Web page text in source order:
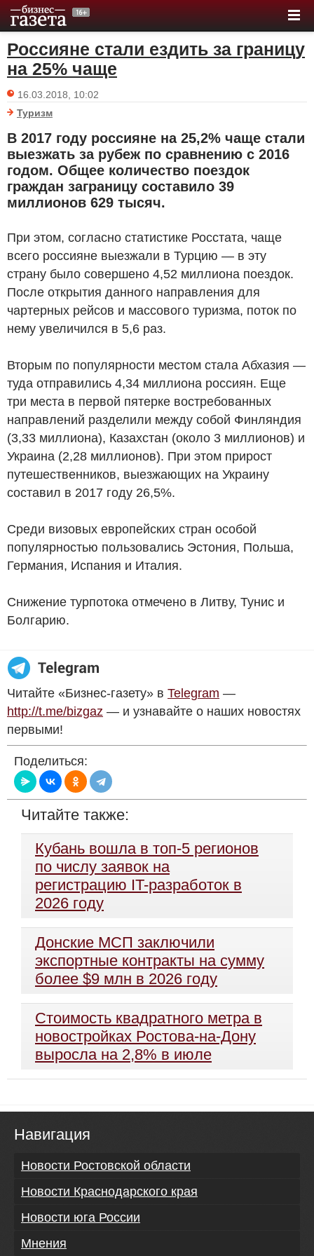
Россияне стали ездить за границу
на 25% чаще
16.03.2018, 10:02
Туризм
В 2017 году россияне на 25,2% чаще стали
выезжать за рубеж по сравнению с 2016
годом. Общее количество поездок
граждан заграницу составило 39
миллионов 629 тысяч.
При этом, согласно статистике Росстата, чаще
всего россияне выезжали в Турцию — в эту
страну было совершено 4,52 миллиона поездок.
После открытия данного направления для
чартерных рейсов и массового туризма, поток по
нему увеличился в 5,6 раз.
Вторым по популярности местом стала Абхазия —
туда отправились 4,34 миллиона россиян. Еще
три места в первой пятерке востребованных
направлений разделили между собой Финляндия
(3,33 миллиона), Казахстан (около 3 миллионов) и
Украина (2,28 миллионов). При этом прирост
путешественников, выезжающих на Украину
составил в 2017 году 26,5%.
Среди визовых европейских стран особой
популярностью пользовались Эстония, Польша,
Германия, Испания и Италия.
Снижение турпотока отмечено в Литву, Тунис и
Болгарию.
Читайте «Бизнес-газету» в Telegram —
http://t.me/bizgaz — и узнавайте о наших новостях
первыми!
Поделиться:
Читайте также:
Кубань вошла в топ-5 регионов
по числу заявок на
регистрацию IT-разработок в
2026 году
Донские МСП заключили
экспортные контракты на сумму
более $9 млн в 2026 году
Стоимость квадратного метра в
новостройках Ростова-на-Дону
выросла на 2,8% в июле
Навигация
Новости Ростовской области
Новости Краснодарского края
Новости юга России
Мнения